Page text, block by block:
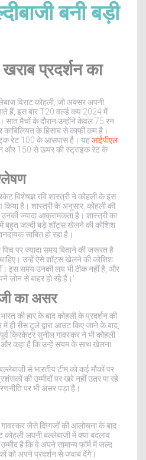
बनी बड़ी
प्रदर्शन का
विराट कोहली, जो अक्सर अपनी
हैं, इस बार T20 वर्ल्ड कप 2024 में
सात मैचों के दौरान उन्होंने केवल 75 रन
काबिलियत के हिसाब से काफी कम है।
रेट 100 के आसपास है। यहआईपीएल
और 150 से ऊपर की स्ट्राइक रेट के
विशेषज्ञ रवि शास्त्री ने कोहली के इस
किया है। शास्त्री के अनुसार, कोहली की
ज्यादा आक्रामकता है। शास्त्री का
में बहुत जल्दी बड़े शॉट्स खेलने की कोशिश
साबित हो रहा है।
पिच पर ज्यादा समय बिताने की जरूरत है
उन्हें ऐसे शॉट्स खेलने की कोशिश
इस समय उनकी लय भी ठीक नहीं है, और
ज़ोन से बाहर हो रहे हैं।'
का असर
की हार के बाद कोहली के प्रदर्शन की
ही रीस टूले द्वारा आउट किए जाने के बाद,
क्रिकेटर सुनील गावस्कर ने भी कोहली
और कहा है कि उन्हें संयम के साथ खेलना
से भारतीय टीम को कई मौकों पर
की उम्मीदों पर खरे नहीं उतर पा रहे
पर भी असर पड़ा है।
जैसे दिग्गजों की आलोचना के बाद
कोहली अपनी बल्लेबाजी में क्या बदलाव
है कि वे अपने सामान्य फॉर्म में जल्द
को अपने प्रदर्शन से जवाब देंगे।